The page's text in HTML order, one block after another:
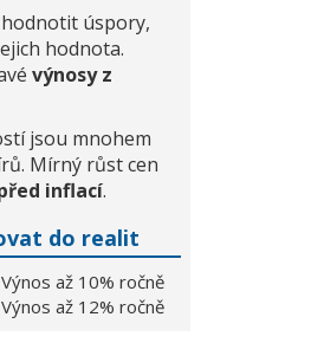
úspory,
hodnota.
výnosy z
jsou mnohem
Mírný růst cen
inflací.
do realit
Výnos až 10% ročně
Výnos až 12% ročně